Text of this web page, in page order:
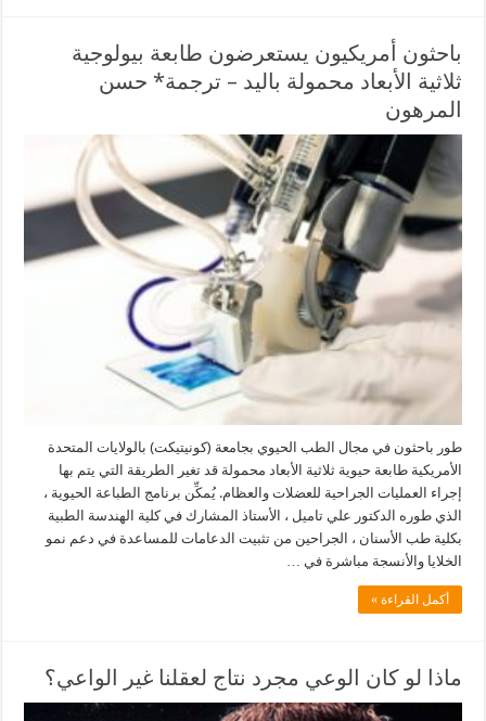
باحثون أمريكيون يستعرضون طابعة بيولوجية
ثلاثية الأبعاد محمولة باليد – ترجمة* حسن
المرهون
طور باحثون في مجال الطب الحيوي بجامعة (كونيتيكت) بالولايات المتحدة
الأمريكية طابعة حيوية ثلاثية الأبعاد محمولة قد تغير الطريقة التي يتم بها
إجراء العمليات الجراحية للعضلات والعظام. يُمكِّن برنامج الطباعة الحيوية ،
الذي طوره الدكتور علي تاميل ، الأستاذ المشارك في كلية الهندسة الطبية
بكلية طب الأسنان ، الجراحين من تثبيت الدعامات للمساعدة في دعم نمو
الخلايا والأنسجة مباشرة في …
أكمل القراءة »
ماذا لو كان الوعي مجرد نتاج لعقلنا غير الواعي؟